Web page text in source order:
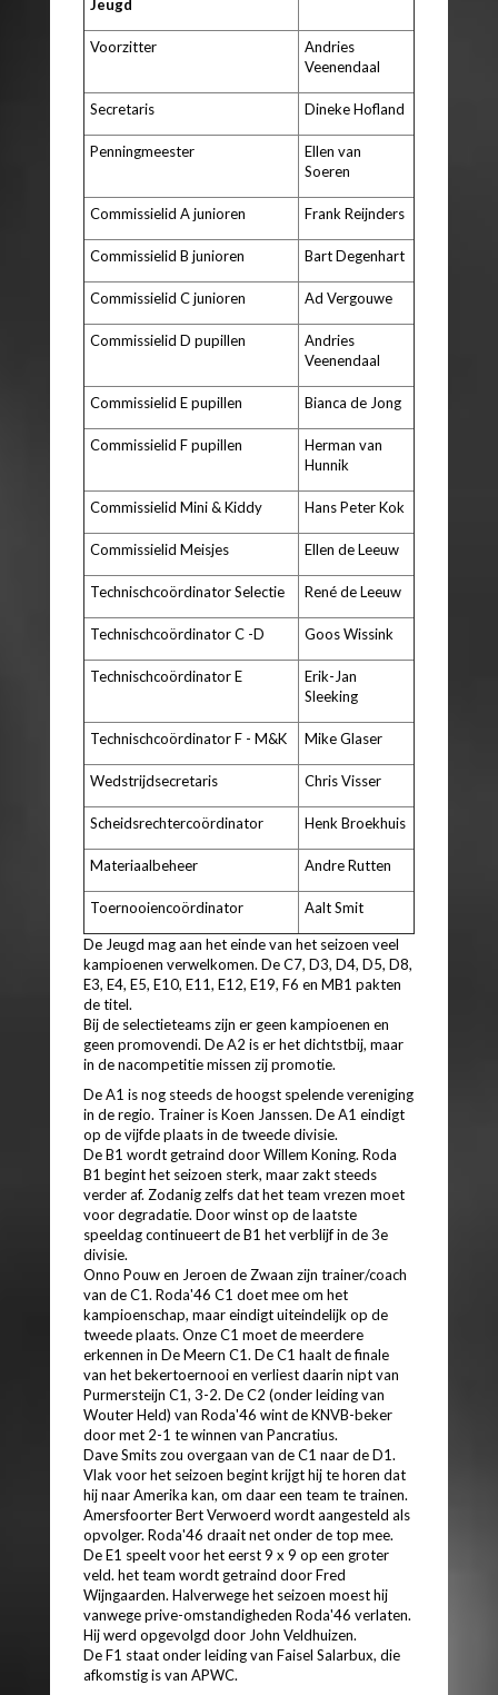
Jeugd
Voorzitter
Andries
Veenendaal
Secretaris Dineke Hofland
Penningmeester
Ellen van
Soeren
Commissielid A junioren Frank Reijnders
Commissielid B junioren Bart Degenhart
Commissielid C junioren Ad Vergouwe
Commissielid D pupillen
Andries
Veenendaal
Commissielid E pupillen Bianca de Jong
Commissielid F pupillen
Herman van
Hunnik
Commissielid Mini & Kiddy Hans Peter Kok
Commissielid Meisjes Ellen de Leeuw
Technischcoördinator Selectie René de Leeuw
Technischcoördinator C -D Goos Wissink
Technischcoördinator E
Erik-Jan
Sleeking
Technischcoördinator F - M&K Mike Glaser
Wedstrijdsecretaris Chris Visser
Scheidsrechtercoördinator Henk Broekhuis
Materiaalbeheer Andre Rutten
Toernooiencoördinator Aalt Smit
De Jeugd mag aan het einde van het seizoen veel
kampioenen verwelkomen. De C7, D3, D4, D5, D8,
E3, E4, E5, E10, E11, E12, E19, F6 en MB1 pakten
de titel.
Bij de selectieteams zijn er geen kampioenen en
geen promovendi. De A2 is er het dichtstbij, maar
in de nacompetitie missen zij promotie.
De A1 is nog steeds de hoogst spelende vereniging
in de regio. Trainer is Koen Janssen. De A1 eindigt
op de vijfde plaats in de tweede divisie.
De B1 wordt getraind door Willem Koning. Roda
B1 begint het seizoen sterk, maar zakt steeds
verder af. Zodanig zelfs dat het team vrezen moet
voor degradatie. Door winst op de laatste
speeldag continueert de B1 het verblijf in de 3e
divisie.
Onno Pouw en Jeroen de Zwaan zijn trainer/coach
van de C1. Roda'46 C1 doet mee om het
kampioenschap, maar eindigt uiteindelijk op de
tweede plaats. Onze C1 moet de meerdere
erkennen in De Meern C1. De C1 haalt de finale
van het bekertoernooi en verliest daarin nipt van
Purmersteijn C1, 3-2. De C2 (onder leiding van
Wouter Held) van Roda'46 wint de KNVB-beker
door met 2-1 te winnen van Pancratius.
Dave Smits zou overgaan van de C1 naar de D1.
Vlak voor het seizoen begint krijgt hij te horen dat
hij naar Amerika kan, om daar een team te trainen.
Amersfoorter Bert Verwoerd wordt aangesteld als
opvolger. Roda'46 draait net onder de top mee.
De E1 speelt voor het eerst 9 x 9 op een groter
veld. het team wordt getraind door Fred
Wijngaarden. Halverwege het seizoen moest hij
vanwege prive-omstandigheden Roda'46 verlaten.
Hij werd opgevolgd door John Veldhuizen.
De F1 staat onder leiding van Faisel Salarbux, die
afkomstig is van APWC.